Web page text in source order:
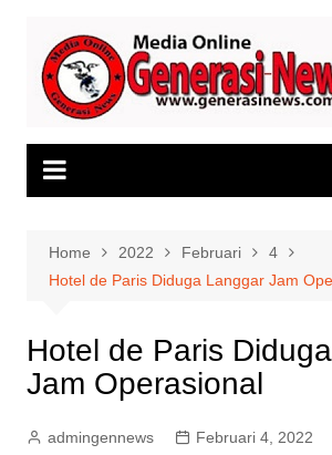
content
Home 2022 Februari
4
Hotel de Paris Diduga Langgar Jam
Hotel de Paris
Jam Operasional
admingennews Februari 4, 2022